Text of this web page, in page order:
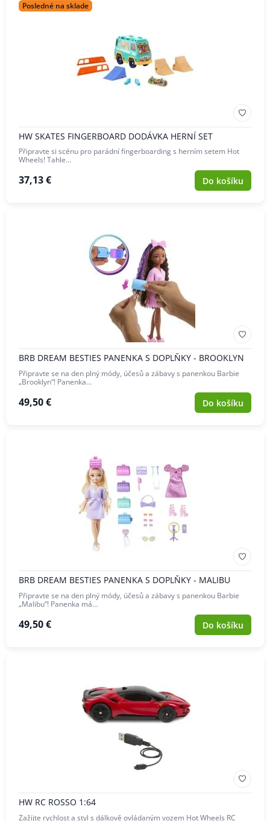
Posledné na sklade
HW SKATES FINGERBOARD DODÁVKA HERNÍ SET
Připravte si scénu pro parádní fingerboarding s herním setem Hot
Wheels! Tahle…
37,13 € Do košíku
BRB DREAM BESTIES PANENKA S DOPLŇKY - BROOKLYN
Připravte se na den plný módy, účesů a zábavy s panenkou Barbie
„Brooklyn“! Panenka…
49,50 € Do košíku
BRB DREAM BESTIES PANENKA S DOPLŇKY - MALIBU
Připravte se na den plný módy, účesů a zábavy s panenkou Barbie
„Malibu“! Panenka má…
49,50 € Do košíku
HW RC ROSSO 1:64
Zažijte rychlost a styl s dálkově ovládaným vozem Hot Wheels RC